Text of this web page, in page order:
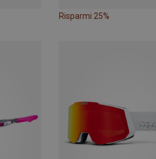
Risparmi 25%